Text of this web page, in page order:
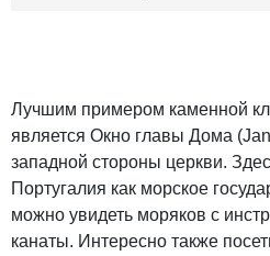
Лучшим примером каменной
является Окно главы Дома
западной стороны церкви.
Португалия как морское
можно увидеть моряков с
канаты. Интересно также